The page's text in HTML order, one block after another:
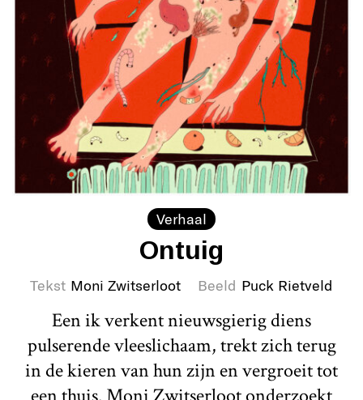
Verhaal
Ontuig
Tekst Moni Zwitserloot Beeld Puck Rietveld
Een ik verkent nieuwsgierig diens
pulserende vleeslichaam, trekt zich terug
in de kieren van hun zijn en vergroeit tot